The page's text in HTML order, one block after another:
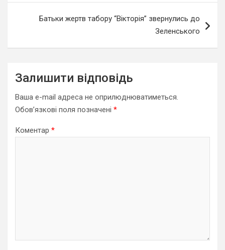
Батьки жертв табору “Вікторія” звернулись до
Зеленського
Залишити відповідь
Ваша e-mail адреса не оприлюднюватиметься.
Обов’язкові поля позначені *
Коментар *